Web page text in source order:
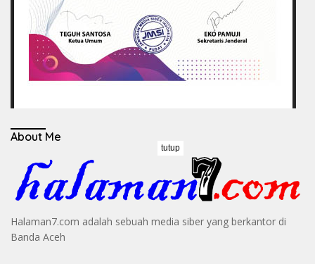
About Me
Halaman7.com adalah sebuah media siber yang berkantor di
Banda Aceh
tutup